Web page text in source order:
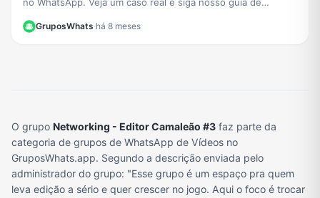
GruposWhats·há 8 meses
O grupo Networking - Editor Camaleão #3 faz parte da
categoria de grupos de WhatsApp de Vídeos no
GruposWhats.app. Segundo a descrição enviada pelo
administrador do grupo: "Esse grupo é um espaço pra quem
leva edição a sério e quer crescer no jogo. Aqui o foco é trocar